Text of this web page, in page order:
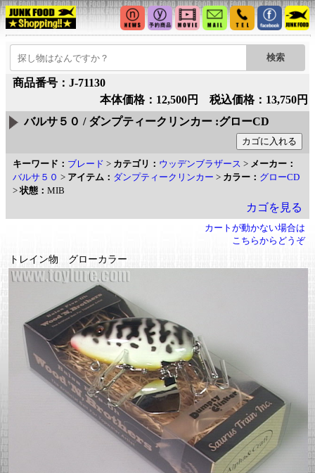
商品番号：J-71130
本体価格：12,500円 税込価格：13,750円
バルサ５０ / ダンプティークリンカー :グローCD
キーワード： ブレード > カテゴリ： ウッデンブラザース > メーカー：
バルサ５０ > アイテム： ダンプティークリンカー > カラー： グローCD
>状態： MIB
カゴを見る
カートが動かない場合は
こちらからどうぞ
トレイン物 グローカラー